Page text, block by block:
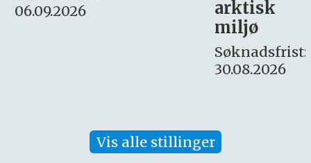
Søknadsfrist:
16. august.
Vis alle stillinger